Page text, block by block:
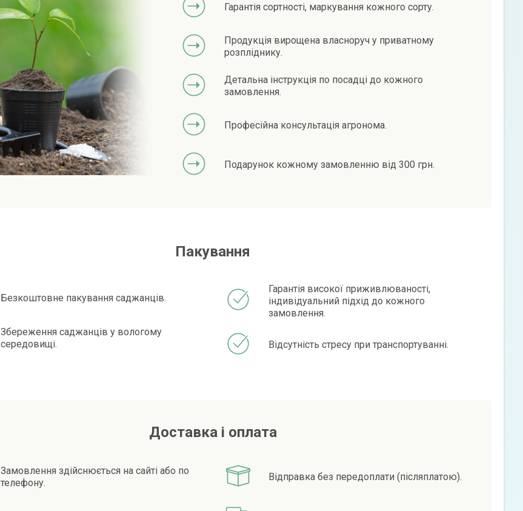
Гарантія сортності, маркування кожного сорту.
Продукція вирощена власноруч у приватному
розпліднику.
Детальна інструкція по посадці до кожного
замовлення.
Професійна консультація агронома.
Подарунок кожному замовленню від 300 грн.
Пакування
Безкоштовне пакування саджанців.
Збереження саджанців у вологому
середовищі.
Гарантія високої приживлюваності,
індивідуальний підхід до кожного
замовлення.
Відсутність стресу при транспортуванні.
Доставка і оплата
Замовлення здійснюється на сайті або по
телефону.
Відправка без передоплати (післяплатою).